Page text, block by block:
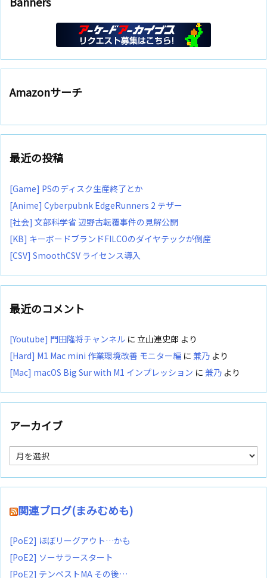
Amazonサーチ
最近の投稿
[Game] PSのディスク生産終了とか
[Anime] Cyberpubnk EdgeRunners 2 テザー
[社会] 文部科学省 辺野古転覆事件の見解公開
[KB] キーボードブランドFILCOのダイヤテックが倒産
[CSV] SmoothCSV ライセンス導入
最近のコメント
[Youtube] 門田隆将チャンネル に 立山連史郎 より
[Hard] M1 Mac mini 作業環境改善 モニター編 に 兼乃 より
[Mac] macOS Big Sur with M1 インプレッション に 兼乃 より
アーカイブ
ア
ー
カ
イ
関連ブログ(まみむめも)
[PoE2] ほぼリーグアウト…かも
[PoE2] ソーサラースタート
[PoE2] テンペストMA その後…